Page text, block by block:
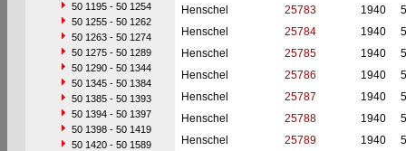
50 1195 - 50 1254
50 1255 - 50 1262
50 1263 - 50 1274
50 1275 - 50 1289
50 1290 - 50 1344
50 1345 - 50 1384
50 1385 - 50 1393
50 1394 - 50 1397
50 1398 - 50 1419
50 1420 - 50 1589
Henschel
25783 1940
Henschel
25784 1940
Henschel
25785 1940
Henschel
25786 1940
Henschel
25787 1940
Henschel
25788 1940
Henschel
25789 1940